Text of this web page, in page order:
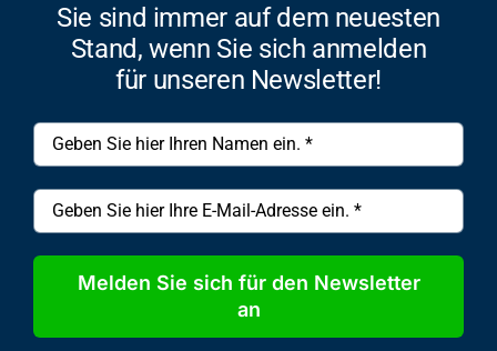
Sie sind immer auf dem neuesten
Stand, wenn Sie sich anmelden
für unseren Newsletter!
Melden Sie sich für den Newsletter
an